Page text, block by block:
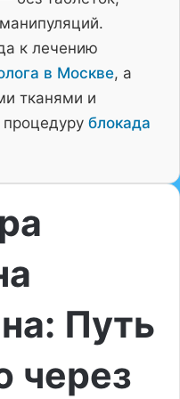
к лечению
в Москве, а
тканями и
блокада
Путь
через